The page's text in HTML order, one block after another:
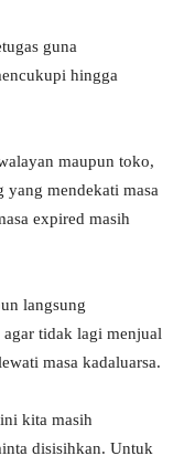
guna
hingga
maupun toko,
yang mendekati masa
expired masih
langsung
tidak lagi menjual
masa kadaluarsa.
kita masih
disisihkan. Untuk